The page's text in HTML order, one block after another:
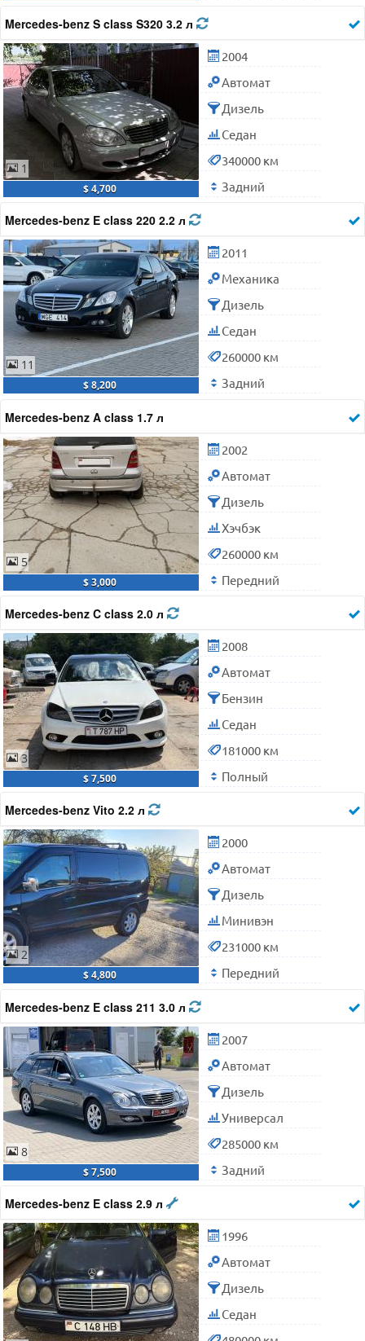
Mercedes-benz S class S320 3.2 л
1
$ 4,700
2004
Автомат
Дизель
Седан
340000 км
Задний
Mercedes-benz E class 220 2.2 л
11
$ 8,200
2011
Механика
Дизель
Седан
260000 км
Задний
Mercedes-benz A class 1.7 л
5
$ 3,000
2002
Автомат
Дизель
Хэчбэк
260000 км
Передний
Mercedes-benz C class 2.0 л
3
$ 7,500
2008
Автомат
Бензин
Седан
181000 км
Полный
Mercedes-benz Vito 2.2 л
2
$ 4,800
2000
Автомат
Дизель
Минивэн
231000 км
Передний
Mercedes-benz E class 211 3.0 л
8
$ 7,500
2007
Автомат
Дизель
Универсал
285000 км
Задний
Mercedes-benz E class 2.9 л
1996
Автомат
Дизель
Седан